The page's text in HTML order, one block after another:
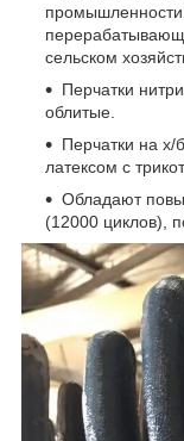
сельском
Перчатки
облитые.
Перчатки на х/
латексом с
Обладают
(12000 циклов),